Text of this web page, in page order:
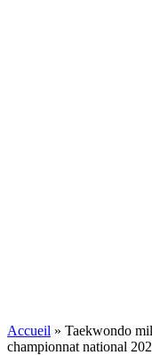
Accueil » Taekwondo
championnat national